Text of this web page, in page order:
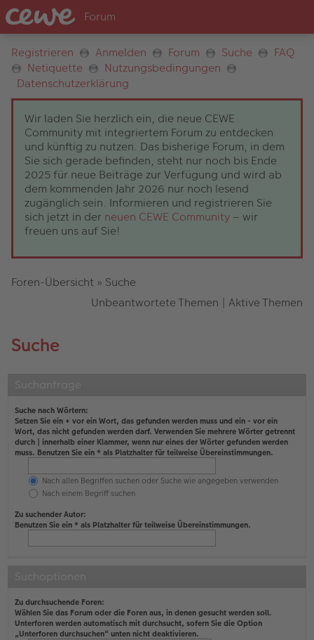
Registrieren Anmelden Forum Suche
FAQ
Netiquette
Nutzungsbedingungen
Datenschutzerklärung
Wir laden Sie herzlich ein, die neue CEWE
Community mit integriertem Forum zu entdecken
und künftig zu nutzen. Das bisherige Forum, in dem
Sie sich gerade befinden, steht nur noch bis Ende
2025 für neue Beiträge zur Verfügung und wird ab
dem kommenden Jahr 2026 nur noch lesend
zugänglich sein. Informieren und registrieren Sie
sich jetzt in der neuen CEWE Community – wir
freuen uns auf Sie!
Foren-Übersicht » Suche
Unbeantwortete Themen | Aktive Themen
Suche
Suche nach Wörtern:
Setzen Sie ein + vor ein Wort, das gefunden werden muss und ein - vor ein
Wort, das nicht gefunden werden darf. Verwenden Sie mehrere Wörter getrennt
durch | innerhalb einer Klammer, wenn nur eines der Wörter gefunden werden
muss. Benutzen Sie ein * als Platzhalter für teilweise Übereinstimmungen.
Nach allen Begriffen suchen oder Suche wie angegeben verwenden
Nach einem Begriff suchen
Zu suchender Autor:
Benutzen Sie ein * als Platzhalter für teilweise Übereinstimmungen.
Zu durchsuchende Foren:
Wählen Sie das Forum oder die Foren aus, in denen gesucht werden soll.
Unterforen werden automatisch mit durchsucht, sofern Sie die Option
„Unterforen durchsuchen“ unten nicht deaktivieren.